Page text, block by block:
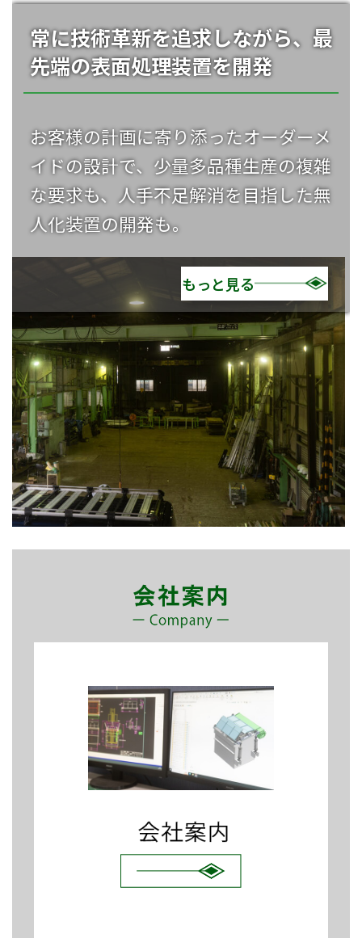
常に技術革新を追求しながら、 最
先端の表面処理装置を開発
お客様の計画に寄り添ったオーダーメ
イドの設計で、少量多品種生産の複雑
な要求も、人手不足解消を目指した無
人化装置の開発も。
もっと見る